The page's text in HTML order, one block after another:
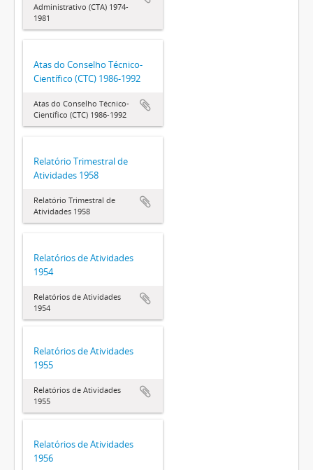
Administrativo (CTA) 1974-
1981
Atas do Conselho Técnico-
Científico (CTC) 1986-1992
Atas do Conselho Técnico-
Científico (CTC) 1986-1992
Relatório Trimestral de
Atividades 1958
Relatório Trimestral de
Atividades 1958
Relatórios de Atividades
1954
Relatórios de Atividades
1954
Relatórios de Atividades
1955
Relatórios de Atividades
1955
Relatórios de Atividades
1956